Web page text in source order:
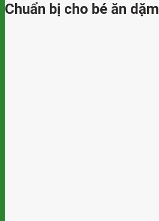
Chuẩn bị cho bé ăn dặm